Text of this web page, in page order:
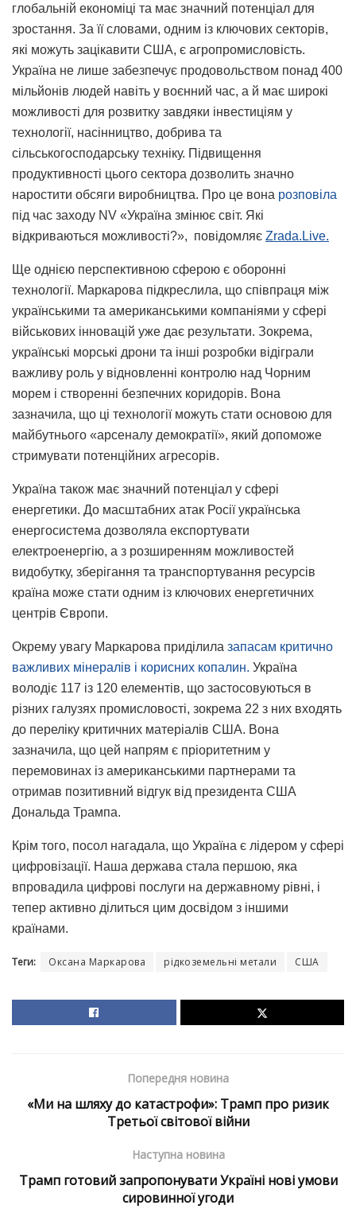
глобальній економіці та має значний потенціал для
зростання. За її словами, одним із ключових секторів,
які можуть зацікавити США, є агропромисловість.
Україна не лише забезпечує продовольством понад 400
мільйонів людей навіть у воєнний час, а й має широкі
можливості для розвитку завдяки інвестиціям у
технології, насінництво, добрива та
сільськогосподарську техніку. Підвищення
продуктивності цього сектора дозволить значно
наростити обсяги виробництва. Про це вона розповіла
під час заходу NV «Україна змінює світ. Які
відкриваються можливості?», повідомляє Zrada.Live.
Ще однією перспективною сферою є оборонні
технології. Маркарова підкреслила, що співпраця між
українськими та американськими компаніями у сфері
військових інновацій уже дає результати. Зокрема,
українські морські дрони та інші розробки відіграли
важливу роль у відновленні контролю над Чорним
морем і створенні безпечних коридорів. Вона
зазначила, що ці технології можуть стати основою для
майбутнього «арсеналу демократії», який допоможе
стримувати потенційних агресорів.
Україна також має значний потенціал у сфері
енергетики. До масштабних атак Росії українська
енергосистема дозволяла експортувати
електроенергію, а з розширенням можливостей
видобутку, зберігання та транспортування ресурсів
країна може стати одним із ключових енергетичних
центрів Європи.
Окрему увагу Маркарова приділила запасам критично
важливих мінералів і корисних копалин. Україна
володіє 117 із 120 елементів, що застосовуються в
різних галузях промисловості, зокрема 22 з них входять
до переліку критичних матеріалів США. Вона
зазначила, що цей напрям є пріоритетним у
перемовинах із американськими партнерами та
отримав позитивний відгук від президента США
Дональда Трампа.
Крім того, посол нагадала, що Україна є лідером у сфері
цифровізації. Наша держава стала першою, яка
впровадила цифрові послуги на державному рівні, і
тепер активно ділиться цим досвідом з іншими
країнами.
Теги: Оксана Маркарова рідкоземельні метали США
Попередня новина
«Ми на шляху до катастрофи»: Трамп про ризик
Третьої світової війни
Наступна новина
Трамп готовий запропонувати Україні нові умови
сировинної угоди